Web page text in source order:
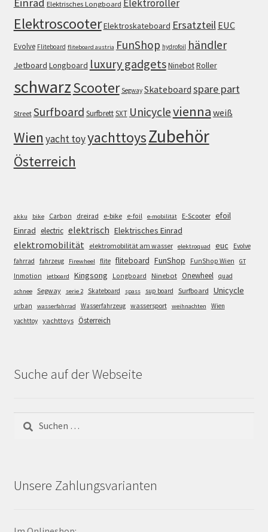
Elektrisches Longboard Elektroroller
ElektroscooterElektroskateboard Ersatzteil EUC
Evolve Fliteboard fliteboard austria FunShop hydrofoil händler
Jetboard Longboard luxury gadgetsNinebotRoller
schwarzScooter Segway Skateboard spare part
Street Surfboard SurfbrettSXT Unicyclevienna weiß
Wien yacht toyyachttoysZubehör
Österreich
akku bike Carbon dreirad e-bike e-foil e-mobilität E-Scooter efoil
Einrad electric elektrisch Elektrisches Einrad
elektromobilität elektromobilität am wasser elektroquad euc
Evolve
fahrrad
fahrzeug Firewheel flite fliteboard FunShop FunShop Wien GT
Inmotion jetboard Kingsong Longboard Ninebot Onewheel quad
schnee Segway serie 2 Skateboard spass sup board Surfboard Unicycle
urban wasserfahrrad Wasserfahrzeug wassersport weihnachten
Wien
yachttoy yachttoys Österreich
Suche auf der Webseite
nach:
Unsere Zahlungsvarianten